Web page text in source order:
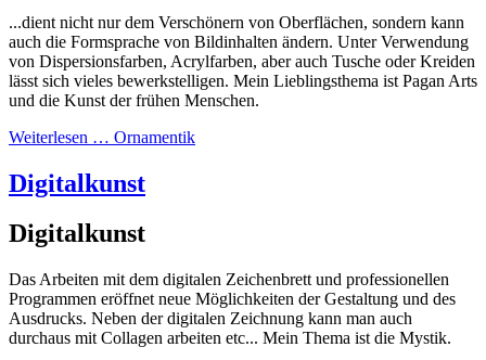
...dient nicht nur dem Verschönern von Oberflächen, sondern kann
auch die Formsprache von Bildinhalten ändern. Unter Verwendung
von Dispersionsfarben, Acrylfarben, aber auch Tusche oder Kreiden
lässt sich vieles bewerkstelligen. Mein Lieblingsthema ist Pagan Arts
und die Kunst der frühen Menschen.
Weiterlesen … Ornamentik
Digitalkunst
Digitalkunst
Das Arbeiten mit dem digitalen Zeichenbrett und professionellen
Programmen eröffnet neue Möglichkeiten der Gestaltung und des
Ausdrucks. Neben der digitalen Zeichnung kann man auch
durchaus mit Collagen arbeiten etc... Mein Thema ist die Mystik.